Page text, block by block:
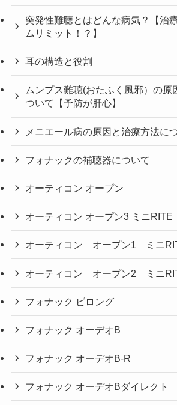
突発性難聴とはどんな病気？【治
ムリミット！？】
耳の構造と役割
ムンプス難聴(おたふく風邪）の原
ついて【予防が肝心】
メニエール病の原因と治療方法に
フォナックの補聴器について
オーティコン オープン
オーティコン オープン3 ミニRITE
オーティコン オープン1 ミニ
オーティコン オープン2 ミニ
フォナック ビロング
フォナック オーデオB
フォナック オーデオB-R
フォナック オーデオBダイレクト